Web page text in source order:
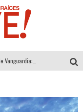
Alexandra Bedoya – La Constancia detrás de La Paletería